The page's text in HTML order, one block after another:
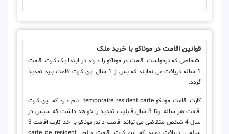
قوانین اقامت در موناکو با خرید ملک
اشخاصی که درخواست اقامت در موناکو را دارند در ابتدا یک کارت اقامت
1 ساله دریافت می نمایند که پس از 1 سال این کارت اقامت باید تمدید
گردد.
کارت اقامت موناکو temporaire resident carte نام دارد که این کارت
اقامت هر ساله وتا 3 سال قابلیت تمدید را خواهد داشت که سپس در
سال 4 شخص متقاضی می تواند اقامت دائم موناکو با اخذ کارت اقامت 3